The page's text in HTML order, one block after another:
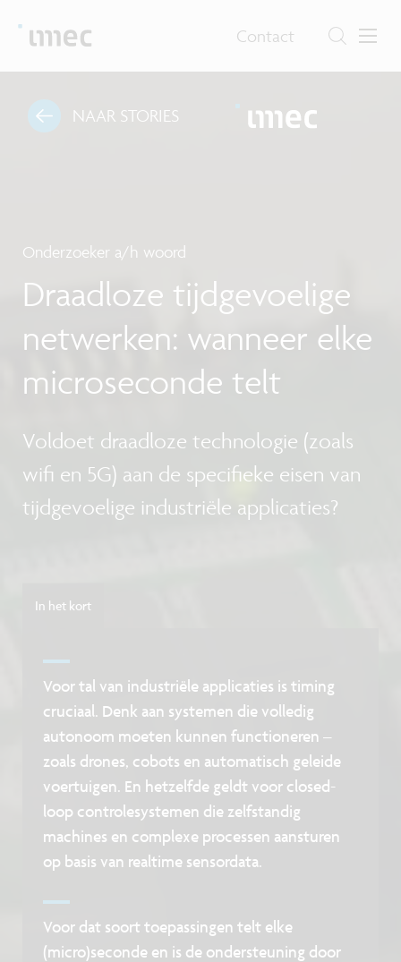
Contact
NAAR STORIES
Onderzoeker a/h woord
Draadloze tijdgevoelige
netwerken: wanneer elke
microseconde telt
Voldoet draadloze technologie (zoals
wifi en 5G) aan de specifieke eisen van
tijdgevoelige industriële applicaties?
In het kort
Voor tal van industriële applicaties is timing
cruciaal. Denk aan systemen die volledig
autonoom moeten kunnen functioneren –
zoals drones, cobots en automatisch geleide
voertuigen. En hetzelfde geldt voor closed-
loop controlesystemen die zelfstandig
machines en complexe processen aansturen
op basis van realtime sensordata.
Voor dat soort toepassingen telt elke
(micro)seconde en is de ondersteuning door